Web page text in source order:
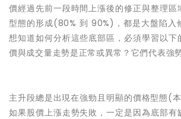
價經過先前一段時間上漲後的修正與整理區
型態的形成(80% 到 90%)，都是大盤陷入
想知道如何分析這些底部區，必須學習以下
價與成交量走勢是正常或異常？它們代表強
主升段總是出現在強勁且明顯的價格型態(
如果股價上漲走勢失敗，一定是因為底部有